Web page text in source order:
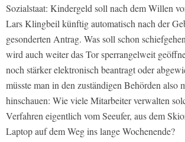
Sozialstaat: Kindergeld soll nach dem Willen
Lars Klingbeil künftig automatisch nach der
gesonderten Antrag. Was soll schon
wird auch weiter das Tor sperrangelweit
noch stärker elektronisch beantragt oder
müsste man in den zuständigen Behörden also
hinschauen: Wie viele Mitarbeiter verwalten
Verfahren eigentlich vom Seeufer, aus dem
Laptop auf dem Weg ins lange Wochenende?